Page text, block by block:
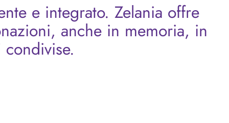
e integrato. Zelania offre
anche in memoria, in